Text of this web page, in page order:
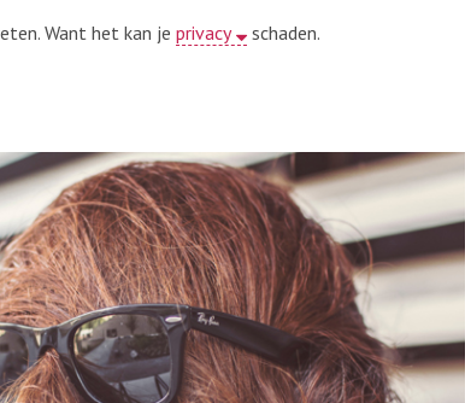
Want het kan je privacy schaden.